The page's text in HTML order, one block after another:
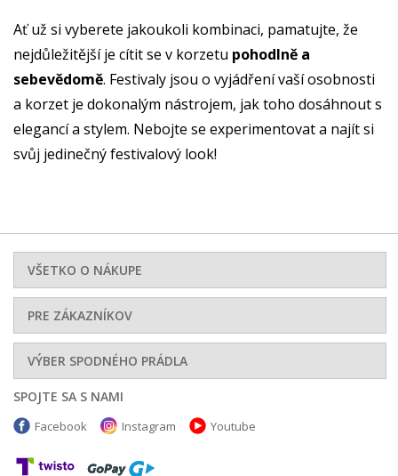
Ať už si vyberete jakoukoli kombinaci, pamatujte, že
nejdůležitější je cítit se v korzetu pohodlně a
sebevědomě. Festivaly jsou o vyjádření vaší osobnosti
a korzet je dokonalým nástrojem, jak toho dosáhnout s
elegancí a stylem. Nebojte se experimentovat a najít si
svůj jedinečný festivalový look!
VŠETKO O NÁKUPE
PRE ZÁKAZNÍKOV
VÝBER SPODNÉHO PRÁDLA
SPOJTE SA S NAMI
Facebook Instagram Youtube